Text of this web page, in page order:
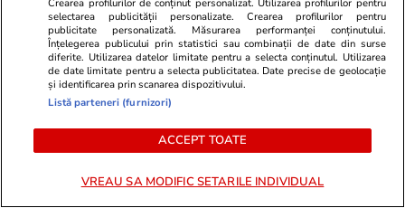
POLITIC
Politică 19:33
Ilie Bolojan retrage HG-ul pe
Biodiversitate și trimite legea în
Parlament: „O penalitate de 1
miliard de euro este de
Crearea profilurilor de conținut personalizat. Utilizarea profilurilor pentru
selectarea publicității personalizate. Crearea profilurilor pentru
publicitate personalizată. Măsurarea performanței conținutului.
Înțelegerea publicului prin statistici sau combinații de date din surse
diferite. Utilizarea datelor limitate pentru a selecta conținutul. Utilizarea
de date limitate pentru a selecta publicitatea. Date precise de geolocație
și identificarea prin scanarea dispozitivului.
Listă parteneri (furnizori)
ACCEPT TOATE
VREAU SA MODIFIC SETARILE INDIVIDUAL